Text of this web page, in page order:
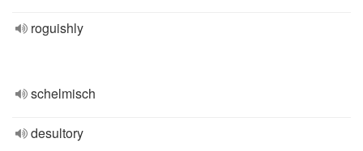
roguishly
schelmisch
desultory